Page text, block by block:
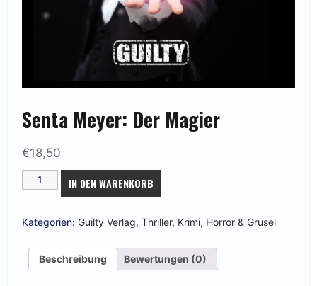
Senta Meyer: Der Magier
€18,50
Senta
Meyer:
Menge
IN DEN WARENKORB
Kategorien: Guilty Verlag, Thriller, Krimi, Horror & Grusel
Beschreibung Bewertungen (0)